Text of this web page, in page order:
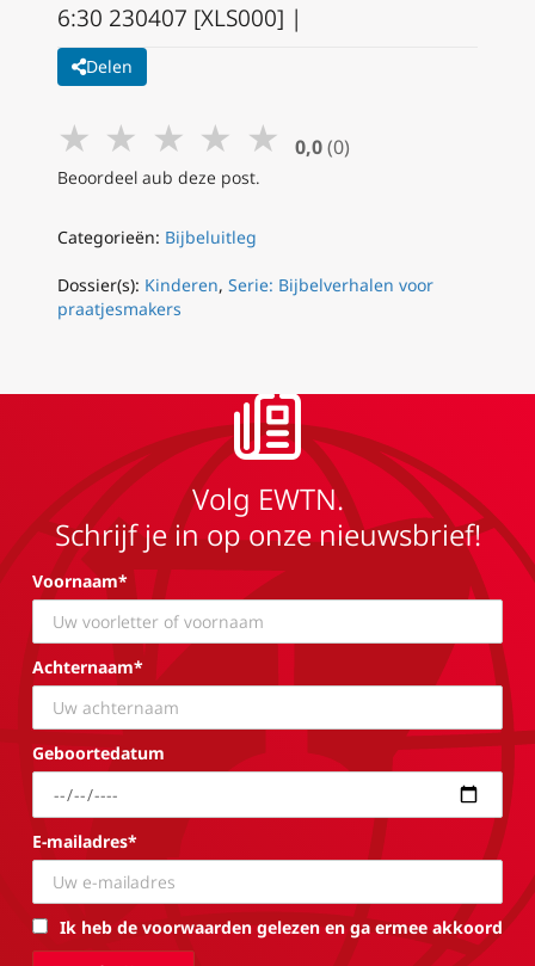
6:30 230407 [XLS000] |
Delen
★ ★ ★ ★ ★ 0,0 (0)
Beoordeel aub deze post.
Categorieën: Bijbeluitleg
Dossier(s): Kinderen, Serie: Bijbelverhalen voor
praatjesmakers
Volg EWTN.
Schrijf je in op onze nieuwsbrief!
Voornaam*
Achternaam*
Geboortedatum
E-mailadres*
Ik heb de voorwaarden gelezen en ga ermee akkoord